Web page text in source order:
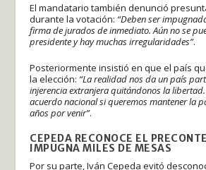
El mandatario también denunció
durante la votación: “Deben ser
firma de jurados de inmediato. Aún no se
presidente y hay muchas irregularidades”.
Posteriormente insistió en que el país
la elección: “La realidad nos da un país
injerencia extranjera quitándonos la
acuerdo nacional si queremos mantener la
años por venir”.
CEPEDA RECONOCE EL
IMPUGNA MILES DE MESAS
Por su parte, Iván Cepeda evitó